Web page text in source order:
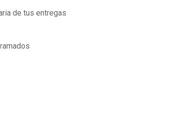
de tus entregas